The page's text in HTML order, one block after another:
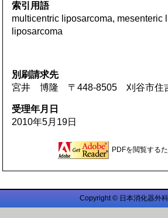
索引用語
multicentric liposarcoma, mesenteric
liposarcoma
別刷請求先
宮井 博隆 〒448-8505 刈谷市住
受理年月日
2010年5月19日
PDFを閲覧する
Copyright © 日本消化器外